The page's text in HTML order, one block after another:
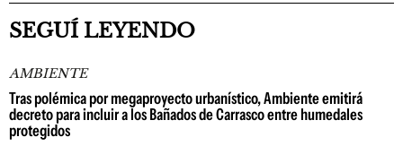
SEGUÍ LEYENDO
AMBIENTE
Tras polémica por megaproyecto urbanístico, Ambiente emitirá
decreto para incluir a los Bañados de Carrasco entre humedales
protegidos